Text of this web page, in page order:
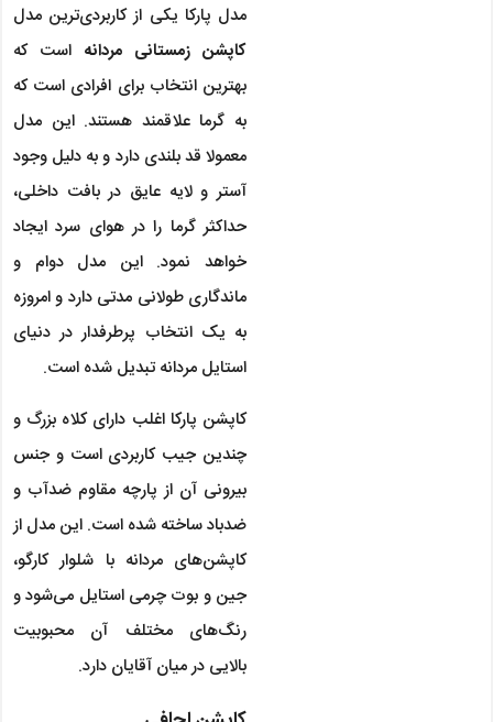
مدل پارکا یکی از کاربردی‌ترین مدل
کاپشن زمستانی مردانه است که
بهترین انتخاب برای افرادی است که
به گرما علاقمند هستند. این مدل
معمولا قد بلندی دارد و به دلیل وجود
آستر و لایه عایق در بافت داخلی،
حداکثر گرما را در هوای سرد ایجاد
خواهد نمود. این مدل دوام و
ماندگاری طولانی مدتی دارد و امروزه
به یک انتخاب پرطرفدار در دنیای
استایل مردانه تبدیل شده است.
کاپشن پارکا اغلب دارای کلاه بزرگ و
چندین جیب کاربردی است و جنس
بیرونی آن از پارچه مقاوم ضدآب و
ضدباد ساخته شده است. این مدل از
کاپشن‌های مردانه با شلوار کارگو،
جین و بوت چرمی استایل می‌شود و
رنگ‌های مختلف آن محبوبیت
بالایی در میان آقایان دارد.